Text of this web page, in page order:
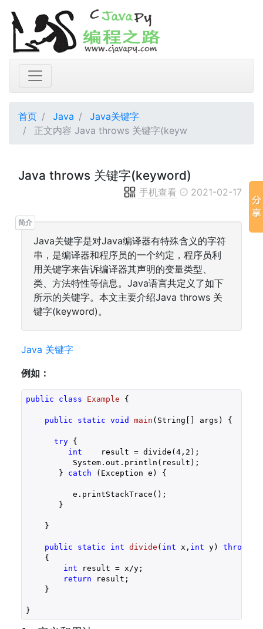
首页 Java
Java关键字
正文内容 Java throws 关键字(keyw
Java throws 关键字(keyword)
手机查看 2021-02-17
Java关键字是对Java编译器有特殊含义的字符
串，是编译器和程序员的一个约定，程序员利
用关键字来告诉编译器其声明的变量类型、
类、方法特性等信息。Java语言共定义了如下
所示的关键字。本文主要介绍Java throws 关
键字(keyword)。
Java 关键字
例如：
public class Example {
public static void main (String[] args) {
try {
int
    result = divide(
4, 2 );
          System.out.println(result);
       }
catch (Exception e) {
          e.printStackTrace();
       }
    }
public static int divide ( int x, int y) throws
{
int result = x/y;
return result;
    }